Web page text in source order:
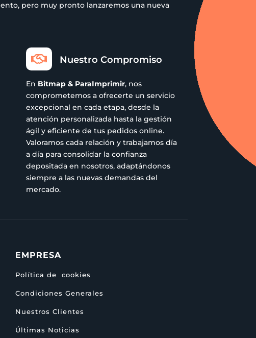
producto
pero muy pronto lanzaremos una nueva
 Nuestro Compromiso
En Bitmap & ParaImprimir, nos
comprometemos a ofrecerte un servicio
excepcional en cada etapa, desde la
atención personalizada hasta la gestión
ágil y eficiente de tus pedidos online.
Valoramos cada relación y trabajamos día
a día para consolidar la confianza
depositada en nosotros, adaptándonos
siempre a las nuevas demandas del
mercado.
EMPRESA
Política de cookies
Condiciones Generales
Nuestros Clientes
Últimas Noticias